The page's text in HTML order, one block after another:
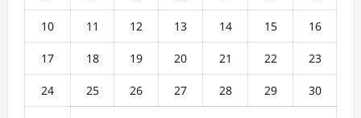
10 11 12 13 14 15 16
17 18 19 20 21 22 23
24 25 26 27 28 29 30